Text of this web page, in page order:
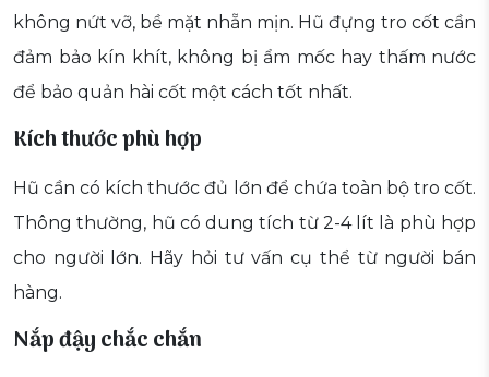
không nứt vỡ, bề mặt nhẵn mịn. Hũ đựng tro cốt cần
đảm bảo kín khít, không bị ẩm mốc hay thấm nước
để bảo quản hài cốt một cách tốt nhất.
Kích thước phù hợp
Hũ cần có kích thước đủ lớn để chứa toàn bộ tro cốt.
Thông thường, hũ có dung tích từ 2-4 lít là phù hợp
cho người lớn. Hãy hỏi tư vấn cụ thể từ người bán
hàng.
Nắp đậy chắc chắn